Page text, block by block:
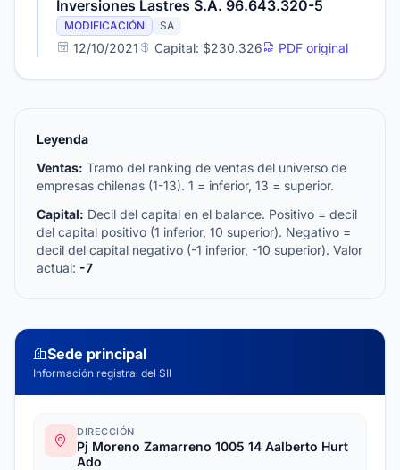
Inversiones Lastres S.A. 96.643.320-5
MODIFICACIÓN SA
12/10/2021 Capital: $230.326 PDF original
Leyenda
Ventas: Tramo del ranking de ventas del universo de
empresas chilenas (1-13). 1 = inferior, 13 = superior.
Capital: Decil del capital en el balance. Positivo = decil
del capital positivo (1 inferior, 10 superior). Negativo =
decil del capital negativo (-1 inferior, -10 superior). Valor
actual: -7
Sede principal
Información registral del SII
DIRECCIÓN
Pj Moreno Zamarreno 1005 14 Aalberto Hurt
Ado